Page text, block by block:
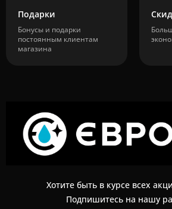
Подарки
Бонусы и подарки
постоянным клиентам
магазина
Хотите быть в курсе всех
Подпишитесь на нашу